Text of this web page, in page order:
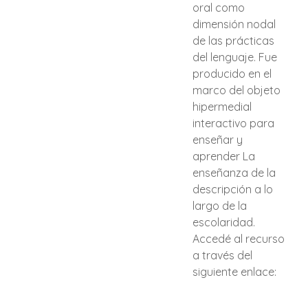
oral como
dimensión nodal
de las prácticas
del lenguaje. Fue
producido en el
marco del objeto
hipermedial
interactivo para
enseñar y
aprender La
enseñanza de la
descripción a lo
largo de la
escolaridad.
Accedé al recurso
a través del
siguiente enlace: